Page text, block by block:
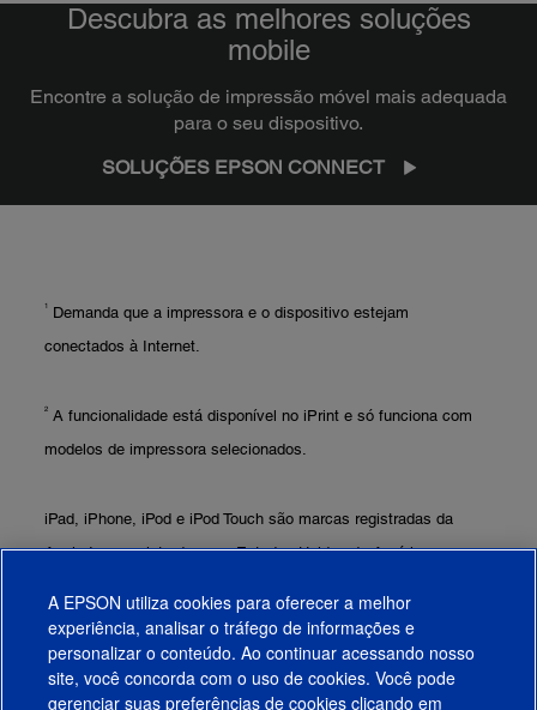
Descubra as melhores soluções
mobile
Encontre a solução de impressão móvel mais adequada
para o seu dispositivo.
SOLUÇÕES EPSON CONNECT
1
Demanda que a impressora e o dispositivo estejam
conectados à Internet.
2 A funcionalidade está disponível no iPrint e só funciona com
modelos de impressora selecionados.
iPad, iPhone, iPod e iPod Touch são marcas registradas da
Apple Inc., registradas nos Estados Unidos da América e em
Apple Inc.
A EPSON utiliza cookies para oferecer a melhor
experiência, analisar o tráfego de informações e
personalizar o conteúdo. Ao continuar acessando nosso
site, você concorda com o uso de cookies. Você pode
gerenciar suas preferências de cookies clicando em